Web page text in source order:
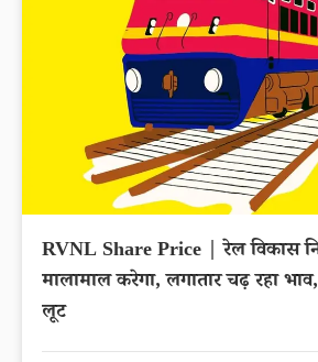
RVNL Share Price | रेल विकास
मालामाल करेगा, लगातार चढ़ रहा
लूट